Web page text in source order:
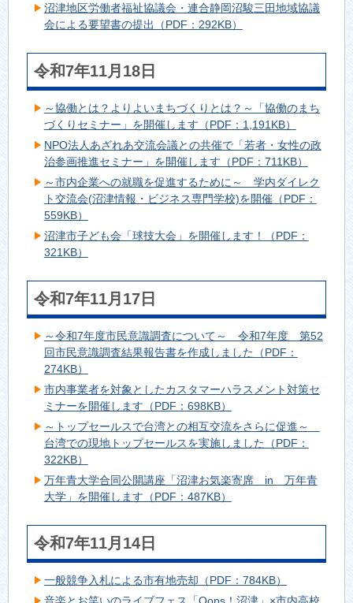
沼津地区労働者福祉協議会・連合静岡沼駿三田地域協議
会による要望書の提出（PDF：292KB）
令和7年11月18日
～協働とは？よりよいまちづくりとは？～「協働のまち
づくりセミナー」を開催します（PDF：1,191KB）
NPO法人あざれあ交流会議との共催で「若者・女性の政
治参画推進セミナー」を開催します（PDF：711KB）
～市内企業への就職を促進するために～ 学内ダイレク
ト交流会(沼津情報・ビジネス専門学校)を開催（PDF：
559KB）
沼津市子ども会「球技大会」を開催します！（PDF：
321KB）
令和7年11月17日
～令和7年度市民意識調査について～ 令和7年度 第52
回市民意識調査結果報告書を作成しました（PDF：
274KB）
市内事業者を対象としたカスタマーハラスメント対策セ
ミナーを開催します（PDF：698KB）
～トップセールスで台湾との相互交流をさらに促進～
台湾での現地トップセールスを実施しました（PDF：
322KB）
万年青大学合同公開講座「沼津お気楽寄席 in 万年青
大学」を開催します（PDF：487KB）
令和7年11月14日
一般競争入札による市有地売却（PDF：784KB）